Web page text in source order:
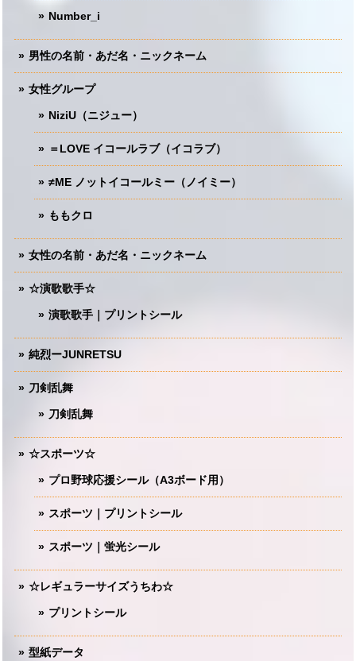
Number_i
男性の名前・あだ名・ニックネーム
女性グループ
NiziU（ニジュー）
＝LOVE イコールラブ（イコラブ）
≠ME ノットイコールミー（ノイミー）
ももクロ
女性の名前・あだ名・ニックネーム
☆演歌歌手☆
演歌歌手｜プリントシール
純烈ーJUNRETSU
刀剣乱舞
刀剣乱舞
☆スポーツ☆
プロ野球応援シール（A3ボード用）
スポーツ｜プリントシール
スポーツ｜蛍光シール
☆レギュラーサイズうちわ☆
プリントシール
型紙データ